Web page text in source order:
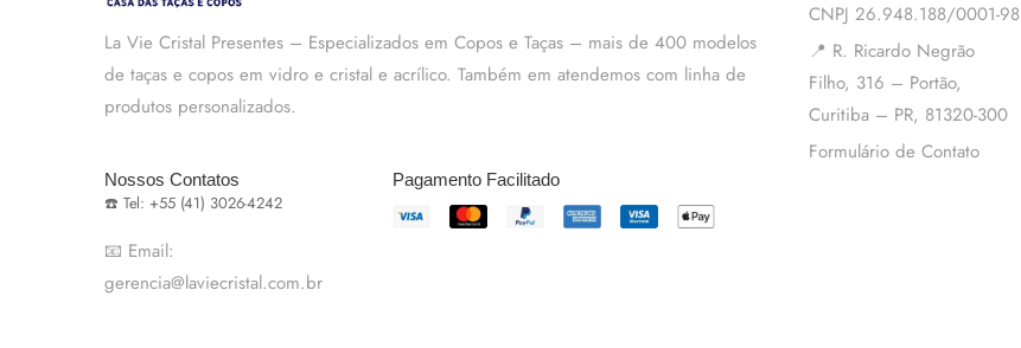
La Vie Cristal Presentes – Especializados em Copos e Taças – mais de 400 modelos
de taças e copos em vidro e cristal e acrílico. Também em atendemos com linha de
produtos personalizados.
Nossos Contatos
☎️ Tel: +55 (41) 3026-4242
📧 Email:
gerencia@laviecristal.com.br
Pagamento Facilitado
CNPJ 26.948.188/0001-98
📍 R. Ricardo Negrão
Filho, 316 – Portão,
Curitiba – PR, 81320-300
Formulário de Contato